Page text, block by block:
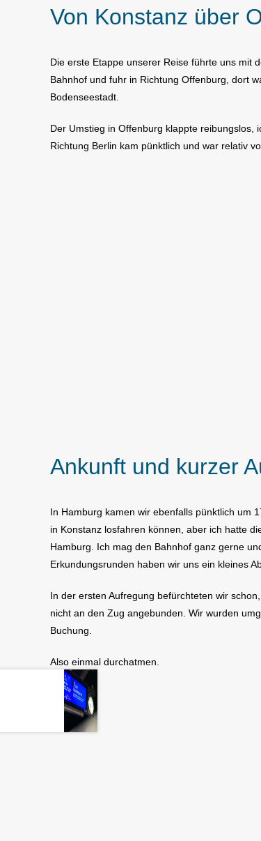
Von Konstanz über
Die erste Etappe unserer Reise führte uns mit
Bahnhof und fuhr in Richtung Offenburg, dort
Bodenseestadt.
Der Umstieg in Offenburg klappte reibungslos,
Richtung Berlin kam pünktlich und war relativ
Ankunft und kurzer
In Hamburg kamen wir ebenfalls pünktlich um
in Konstanz losfahren können, aber ich hatte
Hamburg. Ich mag den Bahnhof ganz gerne
Erkundungsrunden haben wir uns ein kleines
In der ersten Aufregung befürchteten wir
nicht an den Zug angebunden. Wir wurden
Buchung.
Also einmal durchatmen.